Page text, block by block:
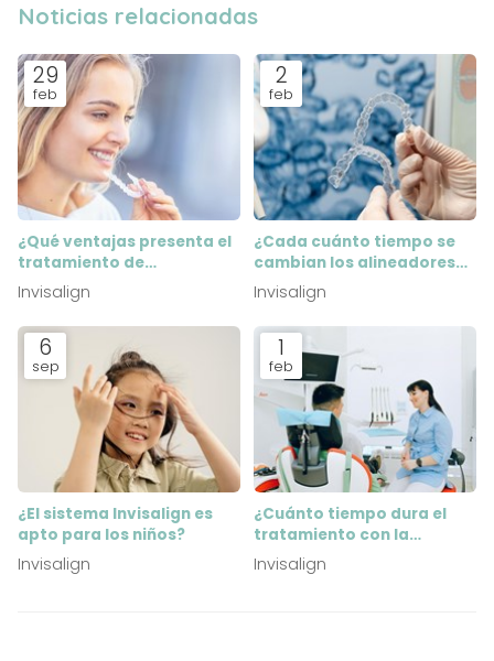
Noticias relacionadas
29
feb
¿Qué ventajas presenta el
tratamiento de
ortodoncia invisible?
Invisalign
2
feb
¿Cada cuánto tiempo se
cambian los alineadores
en una ortodoncia
invisible?
Invisalign
6
sep
¿El sistema Invisalign es
apto para los niños?
Invisalign
1
feb
¿Cuánto tiempo dura el
tratamiento con la
ortodoncia invisible?
Invisalign